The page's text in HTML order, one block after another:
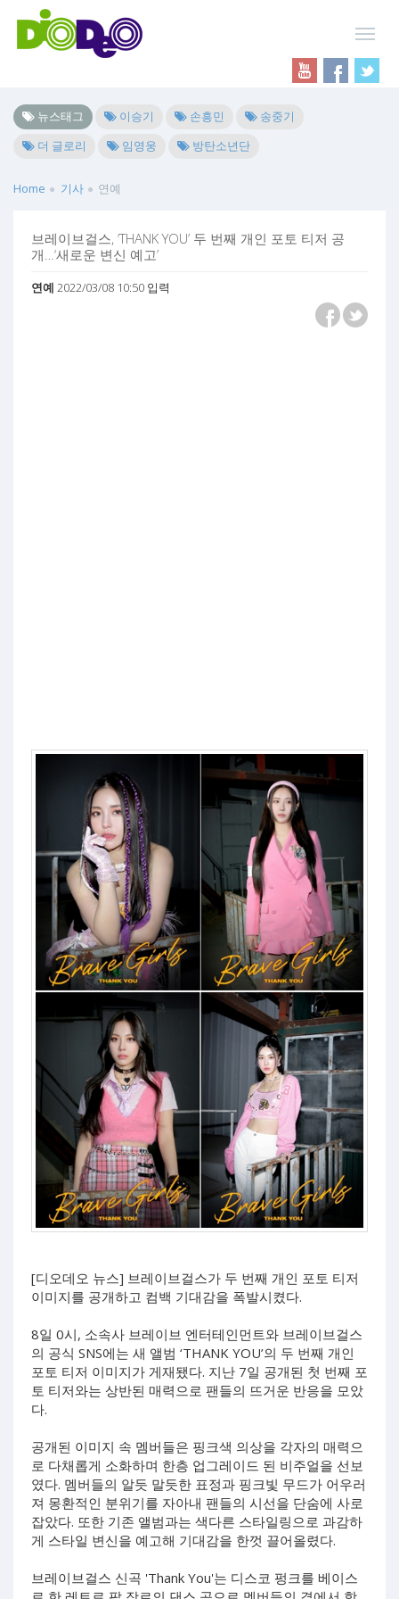
뉴스태그 이승기 손흥민
송중기
더 글로리
임영웅 방탄소년단
Home 기사 연예
브레이브걸스, ‘THANK YOU’ 두 번째 개인 포토 티저 공
개…‘새로운 변신 예고’
연예 2022/03/08 10:50 입력
[디오데오 뉴스] 브레이브걸스가 두 번째 개인 포토 티저
이미지를 공개하고 컴백 기대감을 폭발시켰다.
8일 0시, 소속사 브레이브 엔터테인먼트와 브레이브걸스
의 공식 SNS에는 새 앨범 ‘THANK YOU’의 두 번째 개인
포토 티저 이미지가 게재됐다. 지난 7일 공개된 첫 번째 포
토 티저와는 상반된 매력으로 팬들의 뜨거운 반응을 모았
다.
공개된 이미지 속 멤버들은 핑크색 의상을 각자의 매력으
로 다채롭게 소화하며 한층 업그레이드 된 비주얼을 선보
였다. 멤버들의 알듯 말듯한 표정과 핑크빛 무드가 어우러
져 몽환적인 분위기를 자아내 팬들의 시선을 단숨에 사로
잡았다. 또한 기존 앨범과는 색다른 스타일링으로 과감하
게 스타일 변신을 예고해 기대감을 한껏 끌어올렸다.
브레이브걸스 신곡 'Thank You'는 디스코 펑크를 베이스